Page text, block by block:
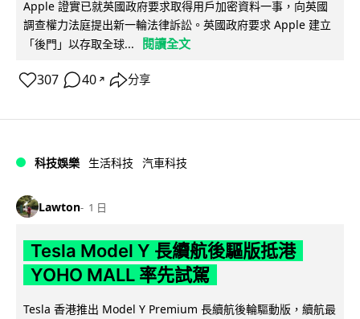
Apple 證實已就英國政府要求取得用戶加密資料一事，向英國
調查權力法庭提出新一輪法律訴訟。英國政府要求 Apple 建立
「後門」以存取全球...
閱讀全文
307 40 ↗ 分享
科技娛樂 生活科技 汽車科技
Lawton 1 日
Tesla Model Y 長續航後驅版抵港
YOHO MALL 率先試駕
Tesla 香港推出 Model Y Premium 長續航後輪驅動版，續航最